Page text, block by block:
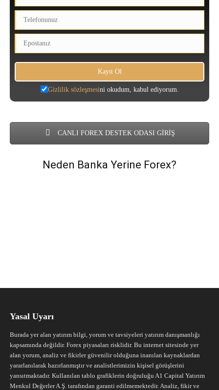
Gizlilik sözleşmesini okudum, kabul ediyorum.
CANLI FOREX DESTEK ODASI GİRİŞ
Neden Banka Yerine Forex?
Yasal Uyarı
Burada yer alan yatırım bilgi, yorum ve tavsiyeleri yatırım danışmanlığı
kapsamında değildir. Forex piyasaları risklidir. Bu internet sitesinde yer
alan yorum, analiz ve fikirler güvenilir olduğuna inanılan kaynaklardan
yararlanılarak hazırlanmıştır ve analistlerimizin kişisel görüşlerini
yansıtmaktadır. Kullanılan tablo grafiklerin doğruluğu A1 Capital Yatırım
Menkul Değerler A.Ş. tarafından garanti edilmemektedir. Analiz, fikir ve